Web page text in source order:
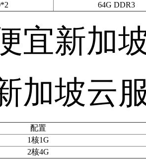
64G DDR3
新加坡
坡云服
配置
1核1G
2核4G